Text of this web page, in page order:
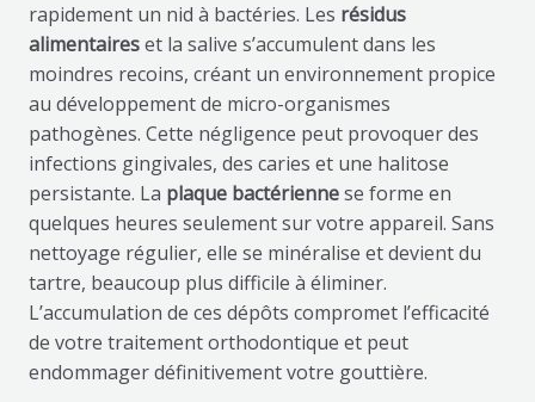
rapidement un nid à bactéries. Les résidus
alimentaireset la salive s’accumulent dans les
moindres recoins, créant un environnement propice
au développement de micro-organismes
pathogènes. Cette négligence peut provoquer des
infections gingivales, des caries et une halitose
persistante. La plaque bactériennese forme en
quelques heures seulement sur votre appareil. Sans
nettoyage régulier, elle se minéralise et devient du
tartre, beaucoup plus difficile à éliminer.
L’accumulation de ces dépôts compromet l’efficacité
de votre traitement orthodontique et peut
endommager définitivement votre gouttière.